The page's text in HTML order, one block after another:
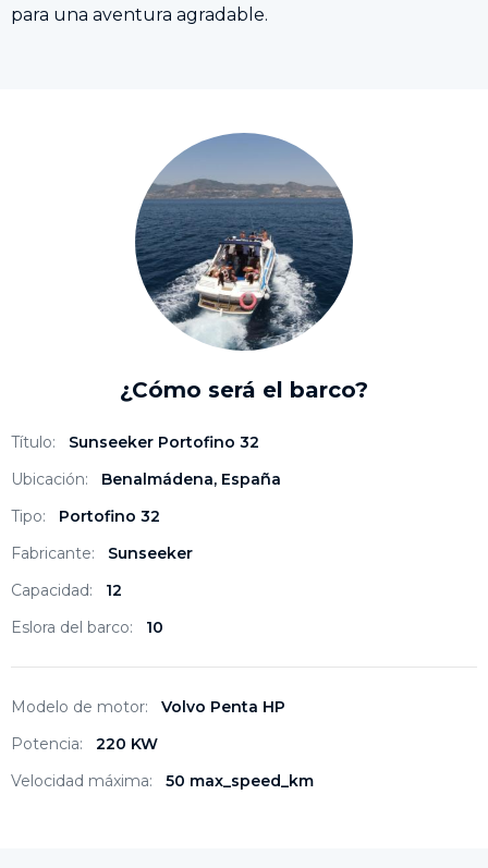
para una aventura agradable.
¿Cómo será el barco?
Título:
Sunseeker Portofino 32
Ubicación:
Benalmádena, España
Tipo:
Portofino 32
Fabricante:
Sunseeker
Capacidad:
12
Eslora del barco:
10
Modelo de motor:
Volvo Penta HP
Potencia:
220 KW
Velocidad máxima:
50 max_speed_km